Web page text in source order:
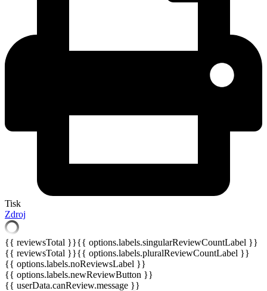
Tisk
Zdroj
{{ reviewsTotal }}{{ options.labels.singularReviewCountLabel }}
{{ reviewsTotal }}{{ options.labels.pluralReviewCountLabel }}
{{ options.labels.noReviewsLabel }}
{{ options.labels.newReviewButton }}
{{ userData.canReview.message }}